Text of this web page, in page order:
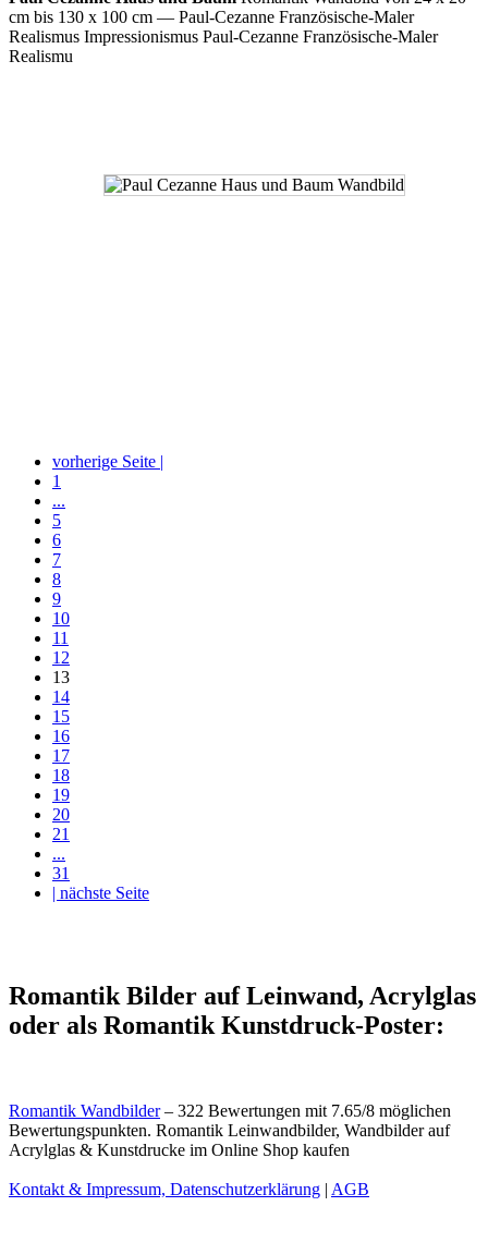
cm bis 130 x 100 cm — Paul-Cezanne Französische-Maler
Realismus Impressionismus Paul-Cezanne Französische-Maler
Realismu
vorherige Seite |
1
...
5
6
7
8
9
10
11
12
13
14
15
16
17
18
19
20
21
...
31
| nächste Seite
Romantik Bilder auf Leinwand, Acrylglas
oder als Romantik Kunstdruck-Poster:
Romantik Wandbilder– 322 Bewertungen mit 7.65/8 möglichen
Bewertungspunkten. Romantik Leinwandbilder, Wandbilder auf
Acrylglas & Kunstdrucke im Online Shop kaufen
Kontakt & Impressum, Datenschutzerklärung | AGB